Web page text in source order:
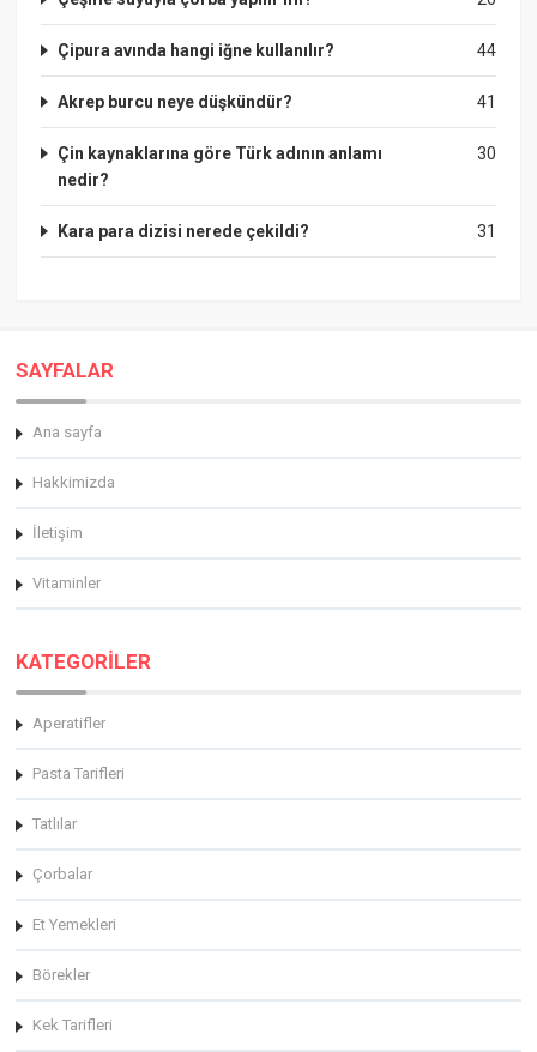
44
Çipura avında hangi iğne kullanılır?
41
Akrep burcu neye düşkündür?
30
Çin kaynaklarına göre Türk adının anlamı
nedir?
31
Kara para dizisi nerede çekildi?
SAYFALAR
Ana sayfa
Hakkimizda
İletişim
Vitaminler
KATEGORİLER
Aperatifler
Pasta Tarifleri
Tatlılar
Çorbalar
Et Yemekleri
Börekler
Kek Tarifleri